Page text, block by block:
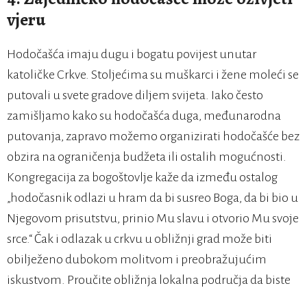
vjeru
Hodočašća imaju dugu i bogatu povijest unutar
katoličke Crkve. Stoljećima su muškarci i žene moleći se
putovali u svete gradove diljem svijeta. Iako često
zamišljamo kako su hodočašća duga, međunarodna
putovanja, zapravo možemo organizirati hodočašće bez
obzira na ograničenja budžeta ili ostalih mogućnosti.
Kongregacija za bogoštovlje kaže da između ostalog
„hodočasnik odlazi u hram da bi susreo Boga, da bi bio u
Njegovom prisutstvu, prinio Mu slavu i otvorio Mu svoje
srce.“ Čak i odlazak u crkvu u obližnji grad može biti
obilježeno dubokom molitvom i preobražujućim
iskustvom. Proučite obližnja lokalna područja da biste